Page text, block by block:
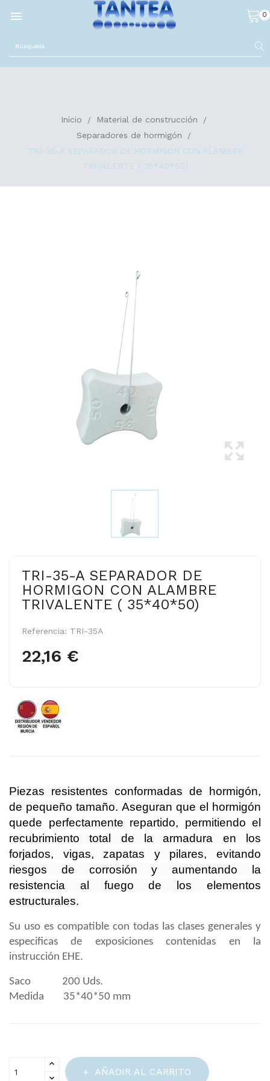
 0
Inicio
Material de construcción
Separadores de hormigón
TRI-35-A SEPARADOR DE HORMIGON CON ALAMBRE
TRIVALENTE ( 35*40*50)
TRI-35-A SEPARADOR DE
HORMIGON CON ALAMBRE
TRIVALENTE ( 35*40*50)
Referencia: TRI-35A
22,16 €
Piezas resistentes conformadas de hormigón,
de pequeño tamaño. Aseguran que el hormigón
quede perfectamente repartido, permitiendo el
recubrimiento total de la armadura en los
forjados, vigas, zapatas y pilares, evitando
riesgos de corrosión y aumentando la
resistencia al fuego de los elementos
estructurales.
Su uso es compatible con todas las clases generales y
especificas de exposiciones contenidas en la
instrucción EHE.
Saco 200 Uds.
Medida 35*40*50 mm
AÑADIR AL CARRITO